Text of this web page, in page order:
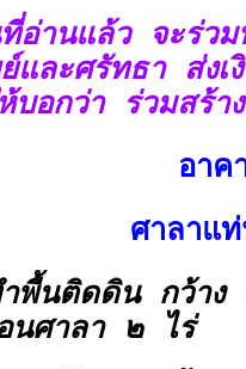
อ่านแล้ว จะร่ว
และศรัทธา ส่ง
บอกว่า ร่วมสร้า
อาค
ศาลาแ
พื้นติดดิน กว้าง
นศาลา ๒ ไร่